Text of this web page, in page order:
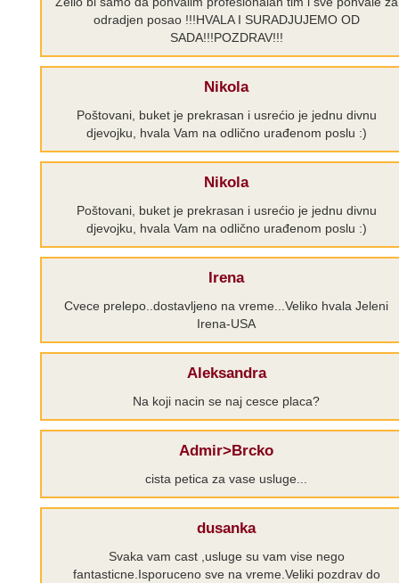
odradjen posao !!!HVALA I SURADJUJEMO OD
SADA!!!POZDRAV!!!
Nikola
Poštovani, buket je prekrasan i usrećio je jednu divnu
djevojku, hvala Vam na odlično urađenom poslu :)
Nikola
Poštovani, buket je prekrasan i usrećio je jednu divnu
djevojku, hvala Vam na odlično urađenom poslu :)
Irena
Cvece prelepo..dostavljeno na vreme...Veliko hvala Jeleni
Irena-USA
Aleksandra
Na koji nacin se naj cesce placa?
Admir>Brcko
cista petica za vase usluge...
dusanka
Svaka vam cast ,usluge su vam vise nego
fantasticne.Isporuceno sve na vreme.Veliki pozdrav do